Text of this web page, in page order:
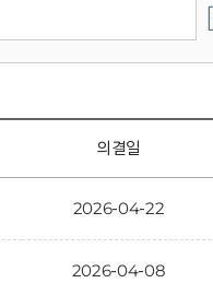
의결일
2026-04-22
2026-04-08